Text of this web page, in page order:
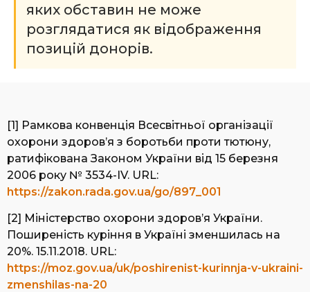
яких обставин не може
розглядатися як відображення
позицій донорів.
[1] Рамкова конвенція Всесвітньої організації
охорони здоров’я з боротьби проти тютюну,
ратифікована Законом України від 15 березня
2006 року № 3534-IV. URL:
https://zakon.rada.gov.ua/go/897_001
[2] Міністерство охорони здоров’я України.
Поширеність куріння в Україні зменшилась на
20%. 15.11.2018. URL:
https://moz.gov.ua/uk/poshirenist-kurinnja-v-ukraini-
zmenshilas-na-20